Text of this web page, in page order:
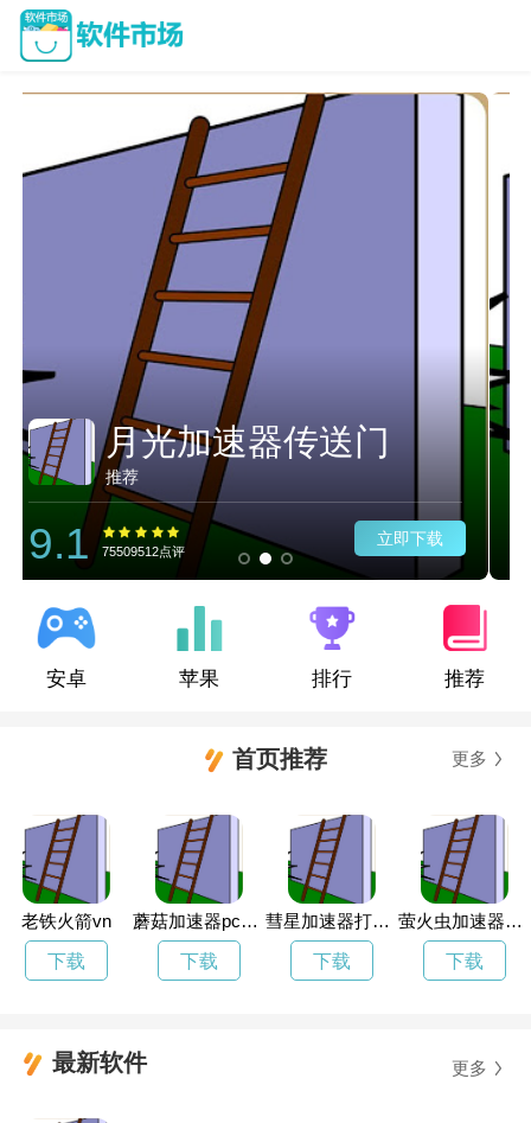
启点加速器vqn
推荐
9.1 75509512点评
立即下载
安卓 苹果 排行 推荐
首页推荐 更多
老铁火箭vn
下载
蘑菇加速器pc版下载
下载
彗星加速器打不开了
下载
萤火虫加速器打不开
下载
最新软件 更多